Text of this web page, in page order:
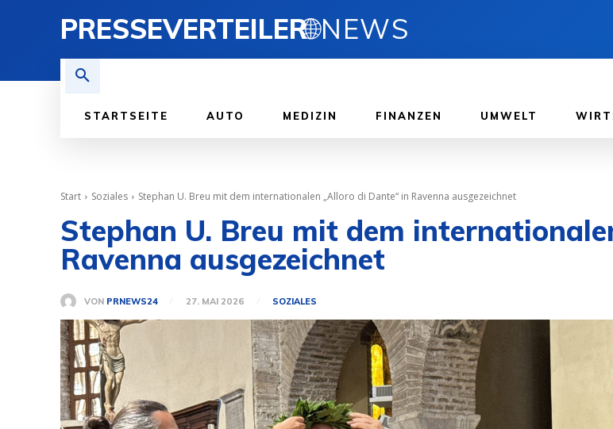
PRESSEVERTEILER🌐NEWS
STARTSEITE AUTO MEDIZIN FINANZEN UMWELT
Start Soziales Stephan U. Breu mit dem internationalen „Alloro di Dante“ in Ravenna ausgezeichnet
Stephan U. Breu mit dem
Ravenna ausgezeichnet
VON PRNEWS24 27. MAI 2026 SOZIALES